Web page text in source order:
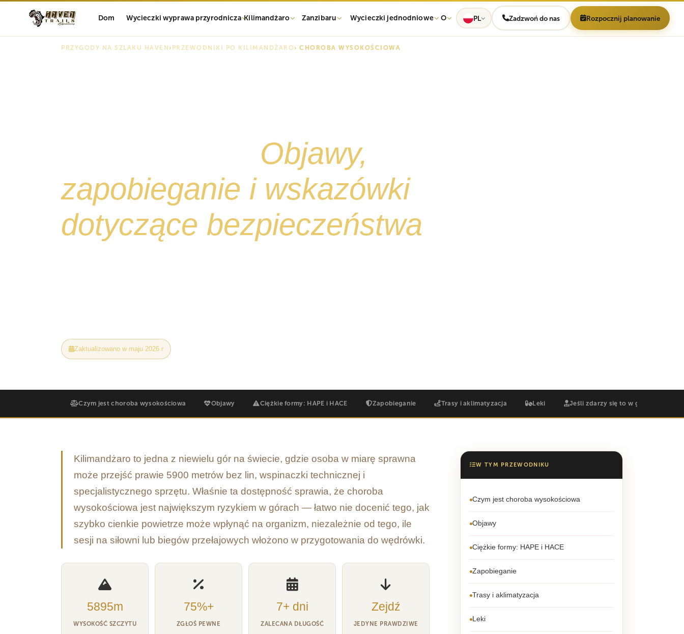
Dom Wycieczki wyprawa przyrodnicza Kilimandżaro Zanzibaru Wycieczki jednodniowe O PL Zadzwoń do nas Rozpocznij planowanie
PRZYGODY NA SZLAKU HAVEN › PRZEWODNIKI PO KILIMANDŻARO› CHOROBA WYSOKOŚCIOWA
Objawy,
zapobieganie i wskazówki
dotyczące bezpieczeństwa
Zaktualizowano w maju 2026 r
Czym jest choroba wysokościowa Objawy Ciężkie formy: HAPE i HACE Zapobieganie Trasy i aklimatyzacja Leki Jeśli zdarzy się to w górach
Kilimandżaro to jedna z niewielu gór na świecie, gdzie osoba w miarę sprawna
może przejść prawie 5900 metrów bez lin, wspinaczki technicznej i
specjalistycznego sprzętu. Właśnie ta dostępność sprawia, że ​​choroba
wysokościowa jest największym ryzykiem w górach — łatwo nie docenić tego, jak
szybko cienkie powietrze może wpłynąć na organizm, niezależnie od tego, ile
sesji na siłowni lub biegów przełajowych włożono w przygotowania do wędrówki.
5895m
WYSOKOŚĆ SZCZYTU
75%+
ZGŁOŚ PEWNE
7+ dni
ZALECANA DŁUGOŚĆ
Zejdź
JEDYNE PRAWDZIWE
W TYM PRZEWODNIKU
Czym jest choroba wysokościowa
Objawy
Ciężkie formy: HAPE i HACE
Zapobieganie
Trasy i aklimatyzacja
Leki